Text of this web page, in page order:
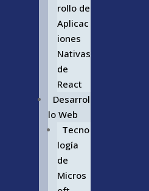
rollo de
Aplicac
iones
Nativas
de
React
Desarrol
lo Web
Tecno
logía
de
Micros